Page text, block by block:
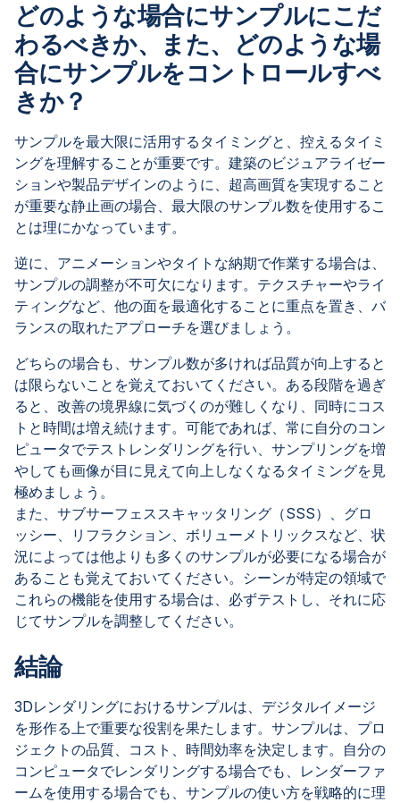
どのような場合にサンプルにこだ
わるべきか、また、どのような場
合にサンプルをコントロールすべ
きか？
サンプルを最大限に活用するタイミングと、控えるタイミ
ングを理解することが重要です。建築のビジュアライゼー
ションや製品デザインのように、超高画質を実現すること
が重要な静止画の場合、最大限のサンプル数を使用するこ
とは理にかなっています。
逆に、アニメーションやタイトな納期で作業する場合は、
サンプルの調整が不可欠になります。テクスチャーやライ
ティングなど、他の面を最適化することに重点を置き、バ
ランスの取れたアプローチを選びましょう。
どちらの場合も、サンプル数が多ければ品質が向上すると
は限らないことを覚えておいてください。ある段階を過ぎ
ると、改善の境界線に気づくのが難しくなり、同時にコス
トと時間は増え続けます。可能であれば、常に自分のコン
ピュータでテストレンダリングを行い、サンプリングを増
やしても画像が目に見えて向上しなくなるタイミングを見
極めましょう。
また、サブサーフェススキャッタリング（SSS）、グロ
ッシー、リフラクション、ボリューメトリックスなど、状
況によっては他よりも多くのサンプルが必要になる場合が
あることも覚えておいてください。シーンが特定の領域で
これらの機能を使用する場合は、必ずテストし、それに応
じてサンプルを調整してください。
結論
3Dレンダリングにおけるサンプルは、デジタルイメージ
を形作る上で重要な役割を果たします。サンプルは、プロ
ジェクトの品質、コスト、時間効率を決定します。自分の
コンピュータでレンダリングする場合でも、レンダーファ
ームを使用する場合でも、サンプルの使い方を戦略的に理